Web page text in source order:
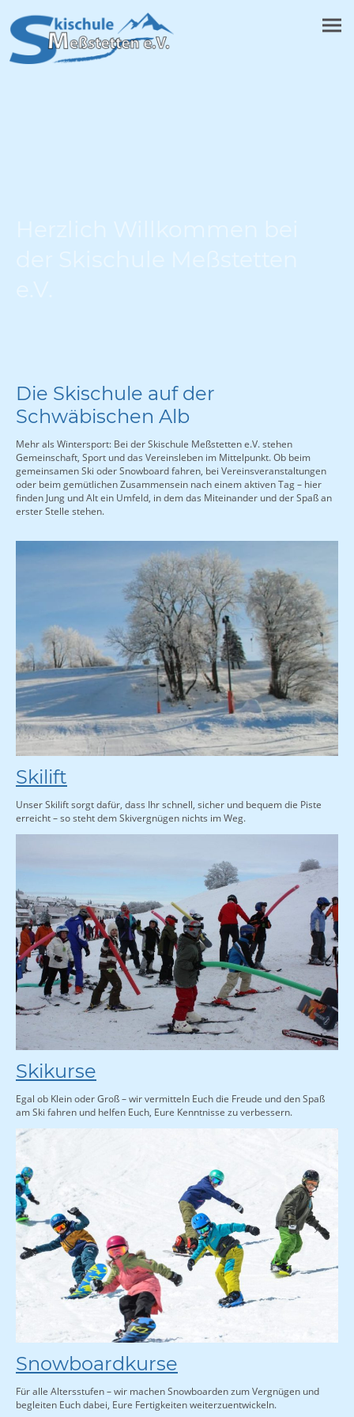
Die Skischule auf der
Schwäbischen Alb
Mehr als Wintersport: Bei der Skischule Meßstetten e.V. stehen
Gemeinschaft, Sport und das Vereinsleben im Mittelpunkt. Ob beim
gemeinsamen Ski oder Snowboard fahren, bei Vereinsveranstaltungen
oder beim gemütlichen Zusammensein nach einem aktiven Tag – hier
finden Jung und Alt ein Umfeld, in dem das Miteinander und der Spaß an
erster Stelle stehen.
Skilift
Unser Skilift sorgt dafür, dass Ihr schnell, sicher und bequem die Piste
erreicht – so steht dem Skivergnügen nichts im Weg.
Skikurse
Egal ob Klein oder Groß – wir vermitteln Euch die Freude und den Spaß
am Ski fahren und helfen Euch, Eure Kenntnisse zu verbessern.
Snowboardkurse
Für alle Altersstufen – wir machen Snowboarden zum Vergnügen und
begleiten Euch dabei, Eure Fertigkeiten weiterzuentwickeln.